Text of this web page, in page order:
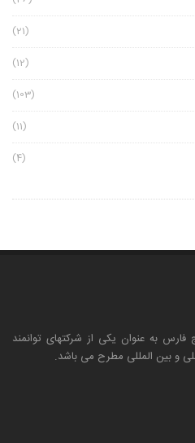
(36)
(21)
(12)
(103)
(11)
به عنوان یکی از شرکتهای توانمند